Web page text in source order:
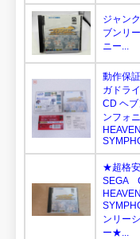
ジャン
ブンリ
ニー...
動作保
ガドラ
CD ヘ
ンフォ
★超格安
SEGA
ンリー
ー★...